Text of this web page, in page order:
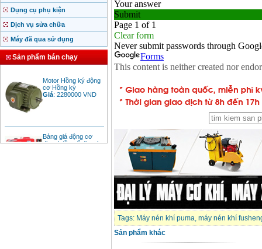
Dụng cụ phụ kiện
Dịch vụ sửa chữa
Máy đã qua sử dụng
Sản phẩm bán chạy
cơ Hồng ký
Giá:2280000
diesel đầu nổ diesel
Giá:6500000VND
Tags: Máy nén khí puma, máy nén khí
Sản phẩm khác